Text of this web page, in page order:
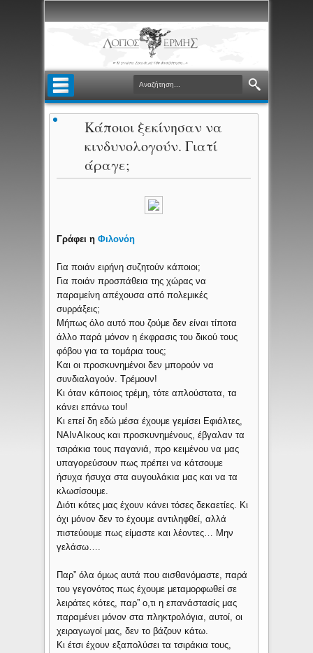
Κάποιοι ξεκίνησαν να
κινδυνολογούν. Γιατί
άραγε;
Γράφει ηΦιλονόη
Για ποιάν ειρήνη συζητούν κάποιοι;
Για ποιάν προσπάθεια της χώρας να
παραμείνη απέχουσα από πολεμικές
συρράξεις;
Μήπως όλο αυτό που ζούμε δεν είναι τίποτα
άλλο παρά μόνον η έκφρασις του δικού τους
φόβου για τα τομάρια τους;
Και οι προσκυνημένοι δεν μπορούν να
συνδιαλαγούν. Τρέμουν!
Κι όταν κάποιος τρέμη, τότε απλούστατα, τα
κάνει επάνω του!
Κι επεί δη εδώ μέσα έχουμε γεμίσει Εφιάλτες,
ΝΑΙνΑΙκους και προσκυνημένους, έβγαλαν τα
τσιράκια τους παγανιά, προ κειμένου να μας
υπαγορεύσουν πως πρέπει να κάτσουμε
ήσυχα ήσυχα στα αυγουλάκια μας και να τα
κλωσίσουμε.
Διότι κότες μας έχουν κάνει τόσες δεκαετίες. Κι
όχι μόνον δεν το έχουμε αντιληφθεί, αλλά
πιστεύουμε πως είμαστε και λέοντες… Μην
γελάσω….
Παρ” όλα όμως αυτά που αισθανόμαστε, παρά
του γεγονότος πως έχουμε μεταμορφωθεί σε
λειράτες κότες, παρ” ο,τι η επανάστασίς μας
παραμένει μόνον στα πληκτρολόγια, αυτοί, οι
χειραγωγοί μας, δεν το βάζουν κάτω.
Κι έτσι έχουν εξαπολύσει τα τσιράκια τους,